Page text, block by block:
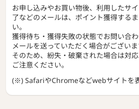
お申し込みやお買い物後、利用したサ
了などのメールは、ポイント獲得する
い。
獲得待ち・獲得失敗の状態でお問い合
メールを送っていただく場合がございま
そのため、紛失・破棄された場合は対応
ご注意ください。
(※) SafariやChromeなどwebサイトを